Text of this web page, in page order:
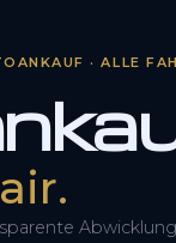
· ALLE